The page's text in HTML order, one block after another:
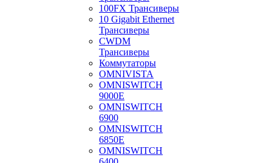
100FX Трансиверы
10 Gigabit Ethernet
Трансиверы
CWDM
Трансиверы
Коммутаторы
OMNIVISTA
OMNISWITCH
9000E
OMNISWITCH
6900
OMNISWITCH
6850E
OMNISWITCH